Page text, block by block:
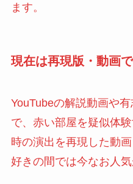
ます。
現在は再現版・動画
YouTubeの解説動画や
で、赤い部屋を疑似体
時の演出を再現した動
好きの間では今なお人気